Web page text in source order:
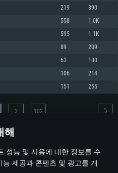
해
성능 및 사용에 대한 정보를 수
제공과 콘텐츠 및 광고를 개
트)
트)
트)
트)
트)
래픽 드라이버를 지원하는 NVIDIA
능을 가지며 최신 그래픽 드라이버를
사양 지원 해상도 720p) 이상
트)
219 390
558 1.0K
595 1.1K
89 209
63 100
106 214
151 255
3 102